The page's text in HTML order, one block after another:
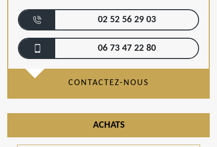
02 52 56 29 03
06 73 47 22 80
CONTACTEZ-NOUS
ACHATS